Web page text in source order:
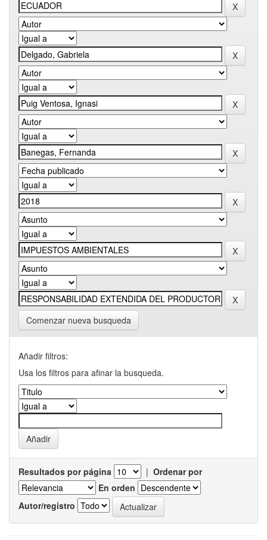
Comenzar nueva busqueda
Añadir filtros:
Usa los filtros para afinar la busqueda.
Resultados por página | Ordenar por
En orden
Autor/registro